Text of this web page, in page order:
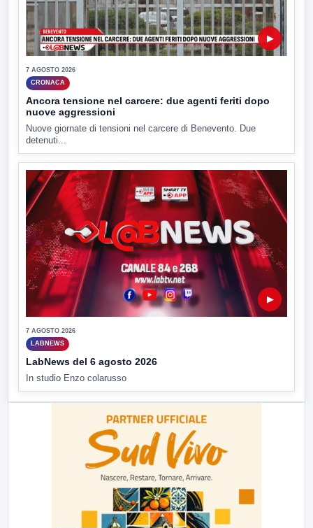
▶
7 AGOSTO 2026
CRONACA
Ancora tensione nel carcere: due agenti feriti dopo
nuove aggressioni
Nuove giornate di tensioni nel carcere di Benevento. Due
detenuti...
▶
7 AGOSTO 2026
LABNEWS
LabNews del 6 agosto 2026
In studio Enzo colarusso